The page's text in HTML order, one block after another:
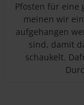
Pfosten für eine
meinen wir
aufgehangen
sind, damit
schaukelt.